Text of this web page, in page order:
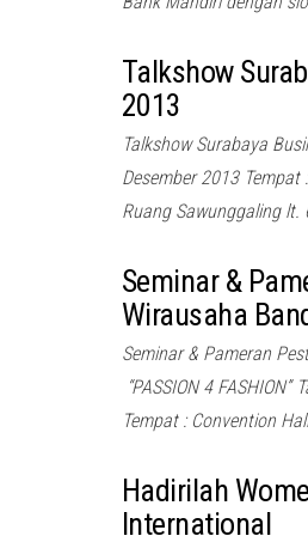
Talkshow
2013
Talkshow Surabaya
Desember 2013
Ruang Sawunggaling lt.
Seminar &
Wirausaha
Seminar & Pameran
“PASSION 4
Tempat : Convention
Hadirilah
International